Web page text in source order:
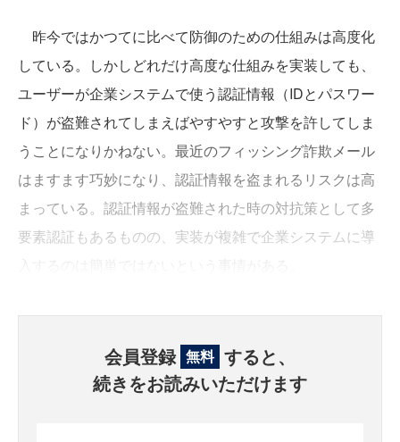
昨今ではかつてに比べて防御のための仕組みは高度化
している。しかしどれだけ高度な仕組みを実装しても、
ユーザーが企業システムで使う認証情報（IDとパスワー
ド）が盗難されてしまえばやすやすと攻撃を許してしま
うことになりかねない。最近のフィッシング詐欺メール
はますます巧妙になり、認証情報を盗まれるリスクは高
まっている。認証情報が盗難された時の対抗策として多
要素認証もあるものの、実装が複雑で企業システムに導
会員登録 無料 すると、
続きをお読みいただけます